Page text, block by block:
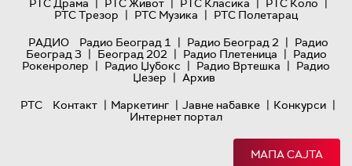
РТС Драма | РТС Живот | РТС Класика | РТС Коло |
РТС Трезор | РТС Музика | РТС Полетарац
РАДИО
Радио Београд 1 | Радио Београд 2 | Радио
Београд 3 | Београд 202 | Радио Плетеница | Радио
Рокенролер | Радио Џубокс | Радио Вртешка | Радио
Џезер | Архив
РТС
Контакт | Маркетинг | Јавне набавке | Конкурси |
Интернет портал
МАПА САЈТА